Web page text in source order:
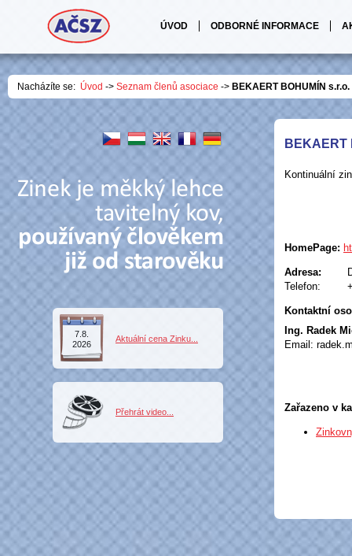
ÚVOD ODBORNÉ INFORMACE
Nacházíte se: Úvod -> Seznam členů asociace -> BEKAERT BOHUMÍN s.r.o.
BEKAERT
Kontinuální
HomePage:
Adresa:
Telefon:
Kontaktní
Ing. Radek
Email:
Zařazeno v
7.8.
2026
Aktuální cena Zinku...
Přehrát video...